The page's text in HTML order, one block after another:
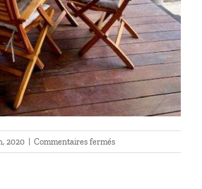
2020 Commentaires ferméssur
Ti’Balata